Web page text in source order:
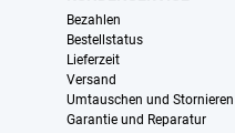
Bezahlen
Bestellstatus
Lieferzeit
Versand
Umtauschen und Stornieren
Garantie und Reparatur